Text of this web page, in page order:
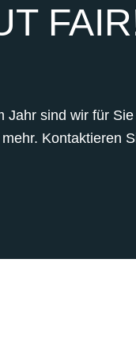
Jahr sind wir für
Kontaktieren